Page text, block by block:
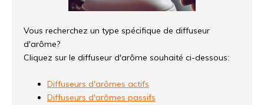
Vous recherchez un type spécifique de diffuseur
d'arôme?
Cliquez sur le diffuseur d'arôme souhaité ci-dessous:
Diffuseurs d'arômes actifs
Diffuseurs d'arômes passifs